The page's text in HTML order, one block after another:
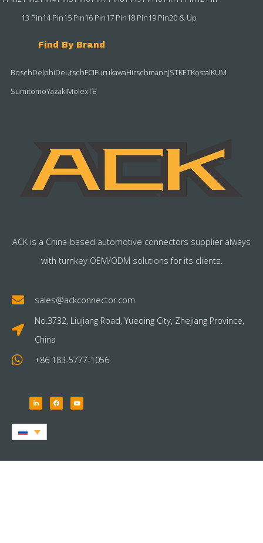
13 Pin14 Pin15 Pin16 Pin17 Pin18 Pin19 Pin20 & Up
Find By Brand
BoschDelphiDeutschFCIFurukawaHirschmannJSTKETKostalKUM
SumitomoYazakiMolexTE
ACK is a China-based automotive connectors supplier always
with turnkey OEM/ODM solutions for its clients.
sales@ackconnector.com
No.3732, Liujiang Road, Yueqing City, Zhejiang Province,
China
+86 183-5777-1056